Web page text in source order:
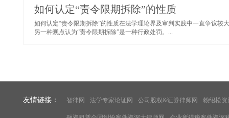
如何认定“责令限期拆除”的性质
如何认定“责令限期拆除”的性质在法学理论界及审判实践中一直争议
另一种观点认为“责令限期拆除”是一种行政处罚。...
友情链接： 智律网 法学专家论证网 公司股权&证券律师网 赖绍松资